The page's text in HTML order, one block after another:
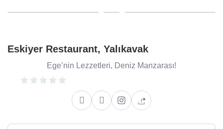
Eskiyer Restaurant, Yalıkavak
Ege’nin Lezzetleri, Deniz Manzarası!